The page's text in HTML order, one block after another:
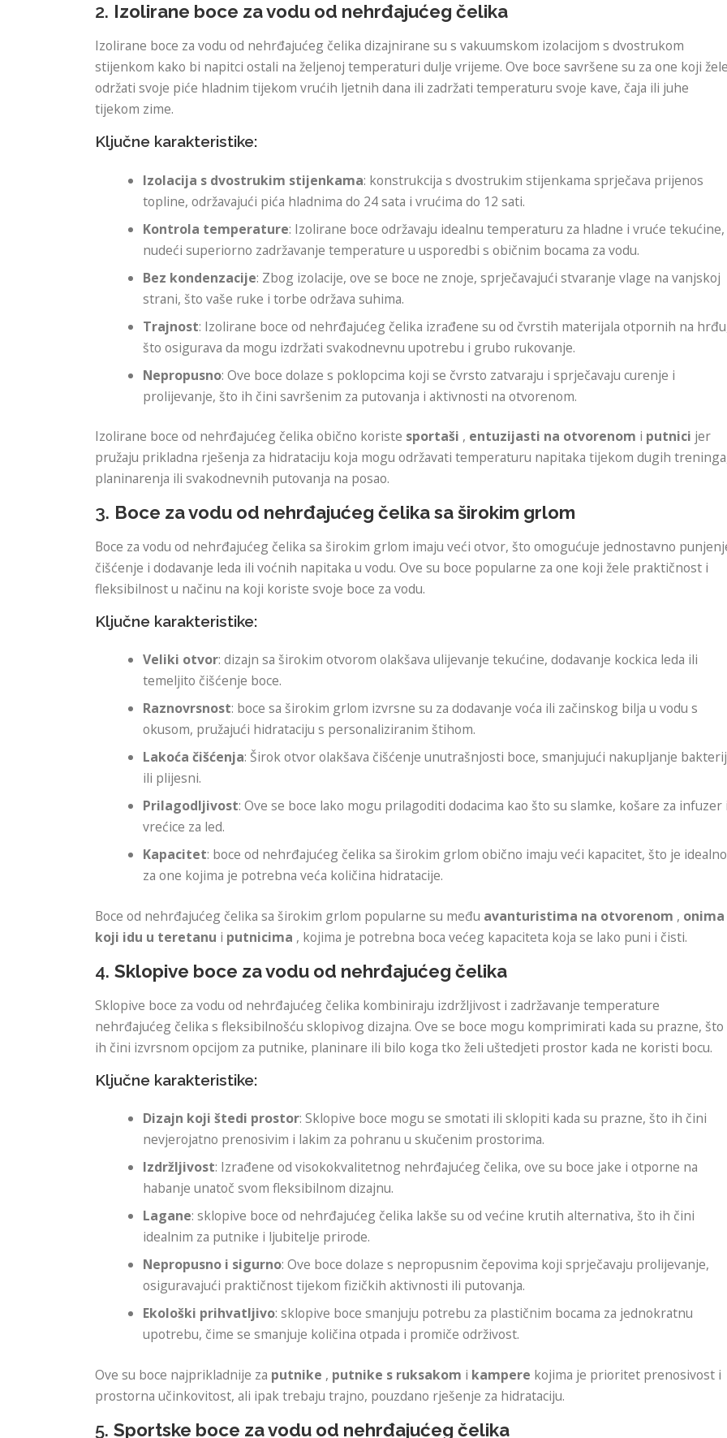
2. Izolirane boce za vodu od nehrđajućeg čelika
Izolirane boce za vodu od nehrđajućeg čelika dizajnirane su s vakuumskom izolacijom s dvostrukom
stijenkom kako bi napitci ostali na željenoj temperaturi dulje vrijeme. Ove boce savršene su za one koji
održati svoje piće hladnim tijekom vrućih ljetnih dana ili zadržati temperaturu svoje kave, čaja ili juhe
tijekom zime.
Ključne karakteristike:
Izolacija s dvostrukim stijenkama: konstrukcija s dvostrukim stijenkama sprječava prijenos
topline, održavajući pića hladnima do 24 sata i vrućima do 12 sati.
Kontrola temperature: Izolirane boce održavaju idealnu temperaturu za hladne i vruće tekućine,
nudeći superiorno zadržavanje temperature u usporedbi s običnim bocama za vodu.
Bez kondenzacije: Zbog izolacije, ove se boce ne znoje, sprječavajući stvaranje vlage na vanjskoj
strani, što vaše ruke i torbe održava suhima.
Trajnost: Izolirane boce od nehrđajućeg čelika izrađene su od čvrstih materijala otpornih na
što osigurava da mogu izdržati svakodnevnu upotrebu i grubo rukovanje.
Nepropusno: Ove boce dolaze s poklopcima koji se čvrsto zatvaraju i sprječavaju curenje i
prolijevanje, što ih čini savršenim za putovanja i aktivnosti na otvorenom.
Izolirane boce od nehrđajućeg čelika obično koriste sportaši , entuzijasti na otvorenom i putnici jer
pružaju prikladna rješenja za hidrataciju koja mogu održavati temperaturu napitaka tijekom dugih
planinarenja ili svakodnevnih putovanja na posao.
3. Boce za vodu od nehrđajućeg čelika sa širokim grlom
Boce za vodu od nehrđajućeg čelika sa širokim grlom imaju veći otvor, što omogućuje jednostavno
čišćenje i dodavanje leda ili voćnih napitaka u vodu. Ove su boce popularne za one koji žele praktičnost i
fleksibilnost u načinu na koji koriste svoje boce za vodu.
Ključne karakteristike:
Veliki otvor: dizajn sa širokim otvorom olakšava ulijevanje tekućine, dodavanje kockica leda ili
temeljito čišćenje boce.
Raznovrsnost: boce sa širokim grlom izvrsne su za dodavanje voća ili začinskog bilja u vodu s
okusom, pružajući hidrataciju s personaliziranim štihom.
Lakoća čišćenja: Širok otvor olakšava čišćenje unutrašnjosti boce, smanjujući nakupljanje
ili plijesni.
Prilagodljivost: Ove se boce lako mogu prilagoditi dodacima kao što su slamke, košare za infuzer
vrećice za led.
Kapacitet: boce od nehrđajućeg čelika sa širokim grlom obično imaju veći kapacitet, što je idealno
za one kojima je potrebna veća količina hidratacije.
Boce od nehrđajućeg čelika sa širokim grlom popularne su među avanturistima na otvorenom , onima
koji idu u teretanu i putnicima , kojima je potrebna boca većeg kapaciteta koja se lako puni i čisti.
4. Sklopive boce za vodu od nehrđajućeg čelika
Sklopive boce za vodu od nehrđajućeg čelika kombiniraju izdržljivost i zadržavanje temperature
nehrđajućeg čelika s fleksibilnošću sklopivog dizajna. Ove se boce mogu komprimirati kada su prazne, što
ih čini izvrsnom opcijom za putnike, planinare ili bilo koga tko želi uštedjeti prostor kada ne koristi bocu.
Ključne karakteristike:
Dizajn koji štedi prostor: Sklopive boce mogu se smotati ili sklopiti kada su prazne, što ih čini
nevjerojatno prenosivim i lakim za pohranu u skučenim prostorima.
Izdržljivost: Izrađene od visokokvalitetnog nehrđajućeg čelika, ove su boce jake i otporne na
habanje unatoč svom fleksibilnom dizajnu.
Lagane: sklopive boce od nehrđajućeg čelika lakše su od većine krutih alternativa, što ih čini
idealnim za putnike i ljubitelje prirode.
Nepropusno i sigurno: Ove boce dolaze s nepropusnim čepovima koji sprječavaju prolijevanje,
osiguravajući praktičnost tijekom fizičkih aktivnosti ili putovanja.
Ekološki prihvatljivo: sklopive boce smanjuju potrebu za plastičnim bocama za jednokratnu
upotrebu, čime se smanjuje količina otpada i promiče održivost.
Ove su boce najprikladnije za putnike , putnike s ruksakom i kampere kojima je prioritet prenosivost i
prostorna učinkovitost, ali ipak trebaju trajno, pouzdano rješenje za hidrataciju.
5. Sportske boce za vodu od nehrđajućeg čelika